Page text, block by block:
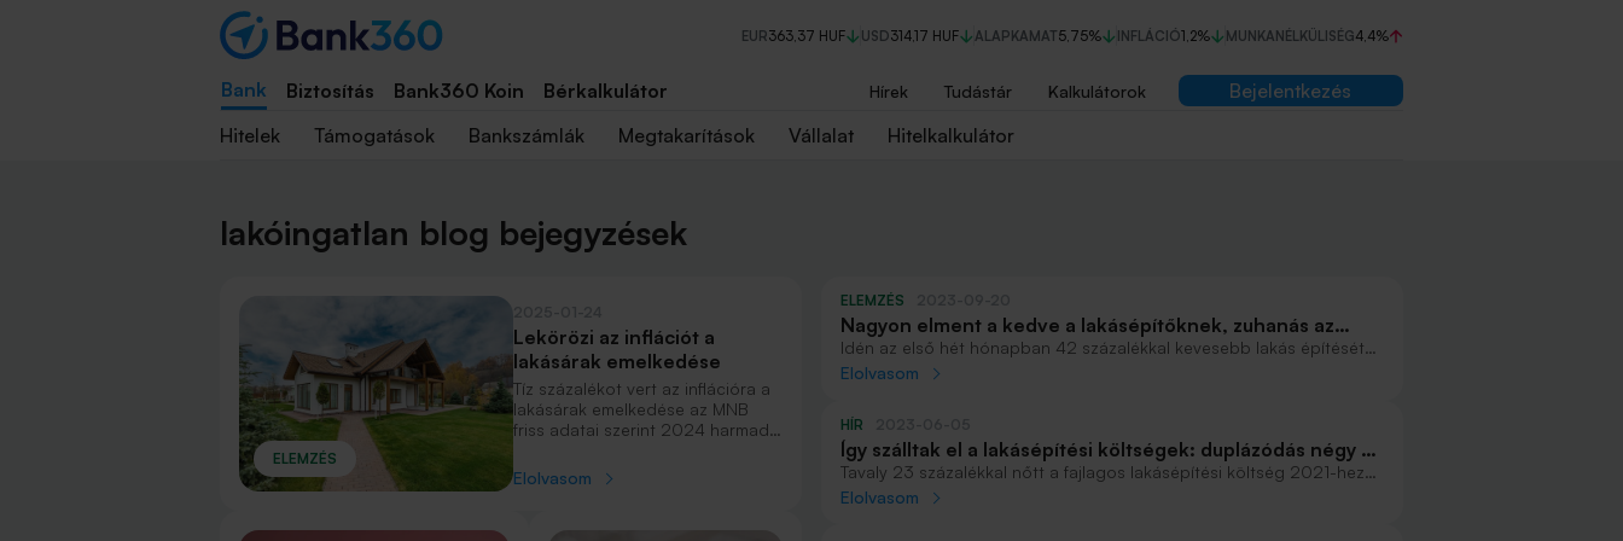
EUR363,37 HUF USD314,17 HUF ALAPKAMAT5,75% INFLÁCIÓ1,2% MUNKANÉLKÜLISÉG4,4%
Bank Biztosítás Bank360 Koin Bérkalkulátor Hírek Tudástár Kalkulátorok
Bejelentkezés
Hitelek
Támogatások Bankszámlák Megtakarítások Vállalat Hitelkalkulátor
lakóingatlan blog bejegyzések
ELEMZÉS
Lekörözi az inflációt a
lakásárak emelkedése
Tíz százalékot vert az inflációra a
lakásárak emelkedése az MNB
friss adatai szerint 2024 harmadik
Budapesten, a vidéki városokban
és falvakban is megmaradt, de
csökkentek az árak ebben a
Elolvasom
ELEMZÉS
Nagyon elment a kedve a lakásépítőknek, zuhanás az
engedélyekben
Idén az első hét hónapban 42 százalékkal kevesebb lakás építését
jelentették be és engedélyezték, mint az előző év azonos
felújítási támogatásokra várnak.
Elolvasom
HÍR
Így szálltak el a lakásépítési költségek: duplázódás négy év
alatt
Tavaly 23 százalékkal nőtt a fajlagos lakásépítési költség 2021-hez
képest: egy négyzetméter új lakás megvalósítása már nettó 531 ezer
Elolvasom